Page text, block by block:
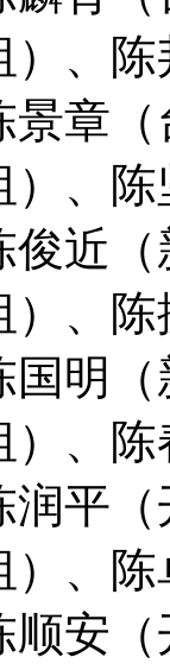
）、
景章
）、
俊近
）、
国明
）、
润平
）、
顺安